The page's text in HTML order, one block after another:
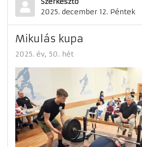
2025. december 12. Péntek
Mikulás kupa
2025. év 50. hét